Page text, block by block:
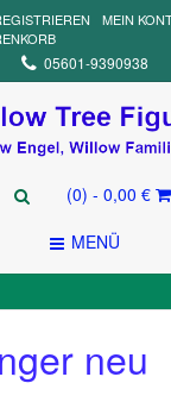
MEIN
05601-9390938
(0) - 0,00 €
MENÜ
neu